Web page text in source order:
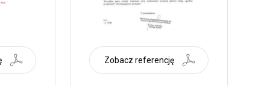
Zobacz referencję